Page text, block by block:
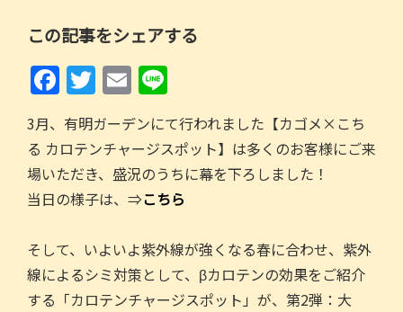
る
この記事をシェアする
F
a
c
e
b
o
k
T
w
itt
er
E
m
ai
l
n
e
3月、有明ガーデンにて行われました【カゴメ×こち
る カロテンチャージスポット】は多くのお客様にご来
場いただき、盛況のうちに幕を下ろしました！
当日の様子は、⇒こちら
そして、いよいよ紫外線が強くなる春に合わせ、紫外
線によるシミ対策として、βカロテンの効果をご紹介
する「カロテンチャージスポット」が、第2弾：大
ー
シ
ョ
ン